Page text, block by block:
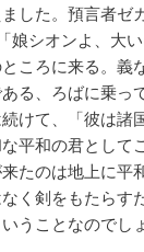
した。預言者ゼ
娘シオンよ、大
ころに来る。義
る、ろばに乗っ
けて、「彼は諸
平和の君として
たのは地上に平
く剣をもたらす
うことなのでし